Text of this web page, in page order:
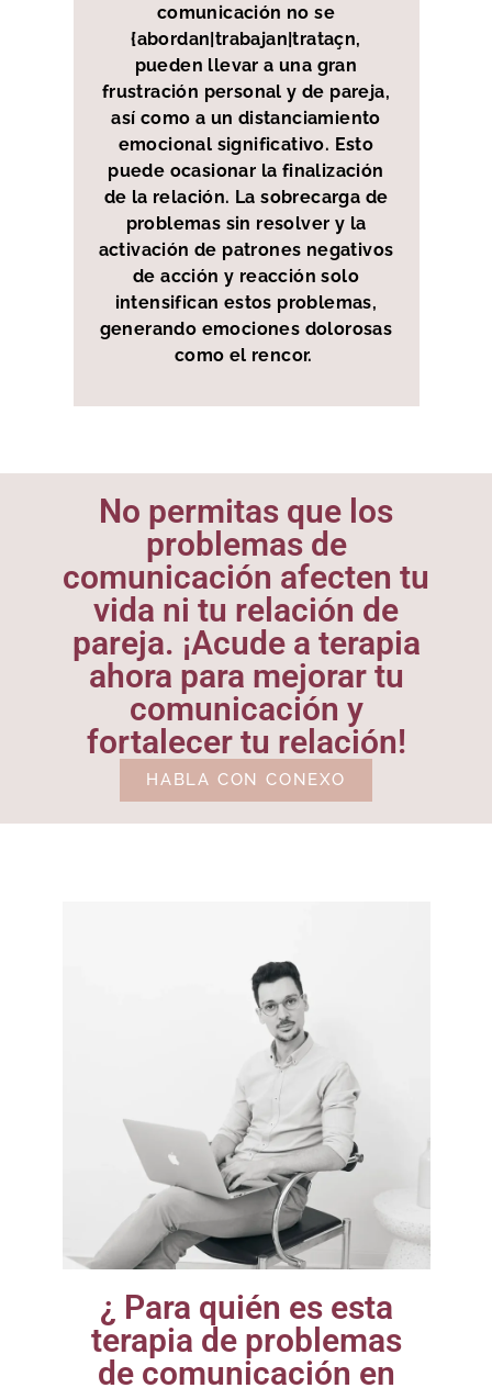
comunicación no se
{abordan|trabajan|trataçn,
pueden llevar a una gran
frustración personal y de pareja,
así como a un distanciamiento
emocional significativo. Esto
puede ocasionar la finalización
de la relación. La sobrecarga de
problemas sin resolver y la
activación de patrones negativos
de acción y reacción solo
intensifican estos problemas,
generando emociones dolorosas
como el rencor.
No permitas que los
problemas de
comunicación afecten tu
vida ni tu relación de
pareja. ¡Acude a terapia
ahora para mejorar tu
comunicación y
fortalecer tu relación!
HABLA CON CONEXO
¿ Para quién es esta
terapia de problemas
de comunicación en